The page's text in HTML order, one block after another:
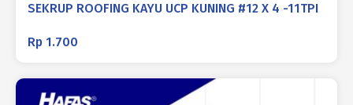
SEKRUP ROOFING KAYU UCP KUNING #12 X 4 -11TPI
Rp 1.700